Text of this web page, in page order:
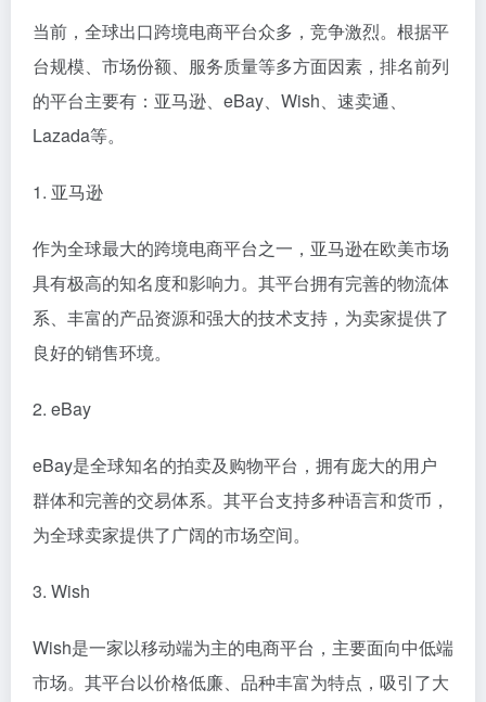
当前，全球出口跨境电商平台众多，竞争激烈。根据平
台规模、市场份额、服务质量等多方面因素，排名前列
的平台主要有：亚马逊、eBay、Wish、速卖通、
Lazada等。
1. 亚马逊
作为全球最大的跨境电商平台之一，亚马逊在欧美市场
具有极高的知名度和影响力。其平台拥有完善的物流体
系、丰富的产品资源和强大的技术支持，为卖家提供了
良好的销售环境。
2. eBay
eBay是全球知名的拍卖及购物平台，拥有庞大的用户
群体和完善的交易体系。其平台支持多种语言和货币，
为全球卖家提供了广阔的市场空间。
3. Wish
Wish是一家以移动端为主的电商平台，主要面向中低端
市场。其平台以价格低廉、品种丰富为特点，吸引了大